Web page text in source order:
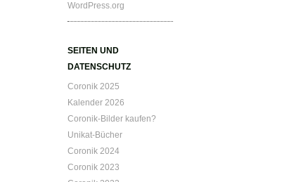
WordPress.org
SEITEN UND
DATENSCHUTZ
Coronik 2025
Kalender 2026
Coronik-Bilder kaufen?
Unikat-Bücher
Coronik 2024
Coronik 2023